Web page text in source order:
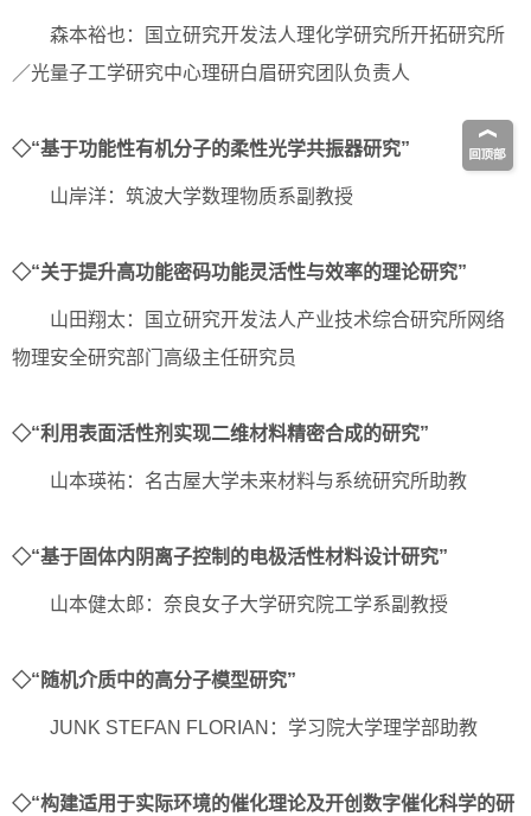
森本裕也：国立研究开发法人理化学研究所开拓研究所
／光量子工学研究中心理研白眉研究团队负责人
◇“基于功能性有机分子的柔性光学共振器研究”
山岸洋：筑波大学数理物质系副教授
◇“关于提升高功能密码功能灵活性与效率的理论研究”
山田翔太：国立研究开发法人产业技术综合研究所网络
物理安全研究部门高级主任研究员
◇“利用表面活性剂实现二维材料精密合成的研究”
山本瑛祐：名古屋大学未来材料与系统研究所助教
◇“基于固体内阴离子控制的电极活性材料设计研究”
山本健太郎：奈良女子大学研究院工学系副教授
◇“随机介质中的高分子模型研究”
JUNK STEFAN FLORIAN：学习院大学理学部助教
◇“构建适用于实际环境的催化理论及开创数字催化科学的研